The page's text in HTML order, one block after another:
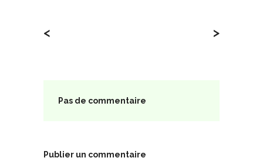
< >
Pas de commentaire
Publier un commentaire